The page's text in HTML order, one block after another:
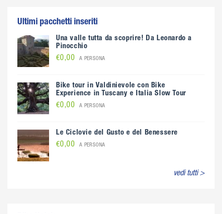
Ultimi pacchetti inseriti
Una valle tutta da scoprire! Da Leonardo a
Pinocchio
€0,00 A PERSONA
Bike tour in Valdinievole con Bike
Experience in Tuscany e Italia Slow Tour
€0,00 A PERSONA
Le Ciclovie del Gusto e del Benessere
€0,00 A PERSONA
vedi tutti >